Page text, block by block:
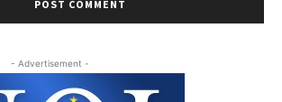
- Advertisement -